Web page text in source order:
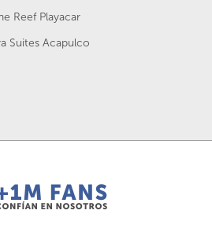
Reef Playacar
Suites Acapulco